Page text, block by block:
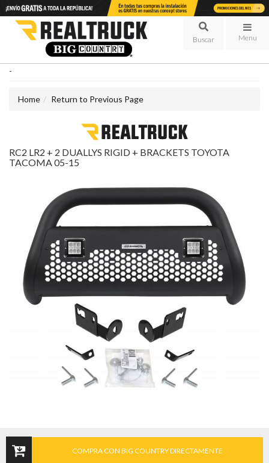
Menu
-
Home Return to Previous Page
RC2 LR2 + 2 DUALLYS RIGID + BRACKETS TOYOTA
TACOMA 05-15
COMPRA CON BIG COUNTRY DIRECTAMENTE